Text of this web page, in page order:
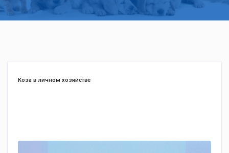
Коза в личном хозяйстве